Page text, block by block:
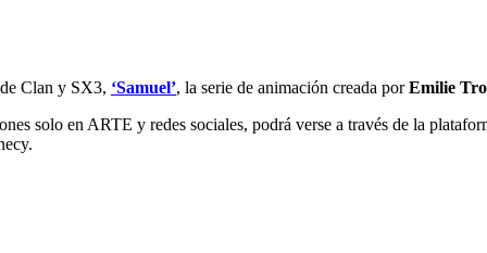
de Clan y SX3, ‘Samuel’, la serie de animación creada porEmilie
solo en ARTE y redes sociales, podrá verse a través de la